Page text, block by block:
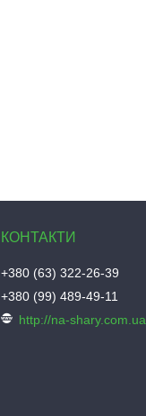
+380 (63) 322-26-39
+380 (99) 489-49-11
http://na-shary.com.ua